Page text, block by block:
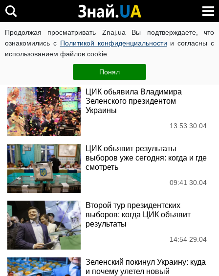
Продолжая просматривать Znaj.ua Вы подтверждаете, что
ознакомились с Политикой конфиденциальности и согласны с
использованием файлов cookie.
Понял
Второй тур президентских
выборов в Украине
ЦИК обьявила Владимира
Зеленского президентом
Украины
13:53 30.04
ЦИК объявит результаты
выборов уже сегодня: когда и где
смотреть
09:41 30.04
Второй тур президентских
выборов: когда ЦИК объявит
результаты
14:54 29.04
Зеленский покинул Украину: куда
и почему улетел новый